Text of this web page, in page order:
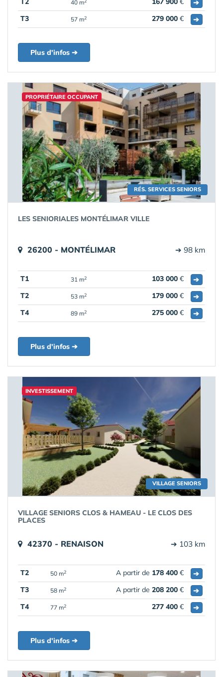
40 m
➔
T3
57 m2 279 000 € ➔
Plus d'infos ➔
RÉS. SERVICES SENIORS
PROPRIÉTAIRE OCCUPANT
LES SENIORIALES MONTÉLIMAR VILLE
26200 - MONTÉLIMAR ➔ 98 km
T1 31 m2 103 000 €
➔
T2
53 m2 179 000 €
➔
T4
89 m2 275 000 € ➔
Plus d'infos ➔
VILLAGE SENIORS
INVESTISSEMENT
VILLAGE SENIORS CLOS & HAMEAU - LE CLOS DES
PLACES
42370 - RENAISON ➔ 103 km
T2 50 m2 A partir de 178 400 €
➔
T3
58 m2 A partir de 208 200 €
➔
T4
77 m2 277 400 € ➔
Plus d'infos ➔